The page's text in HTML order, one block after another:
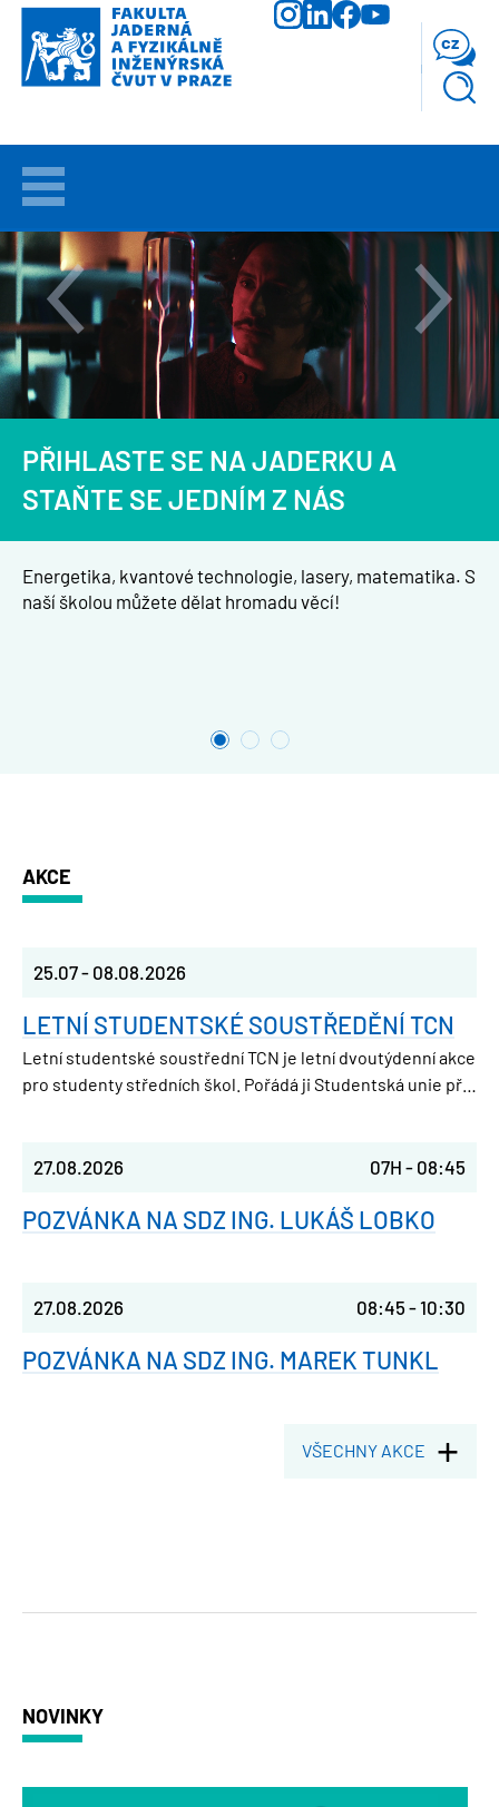
Přejít
hlavnímu
obsahu
VÍTEJTE
UCHAZEČI
STUDIUM
VĚDA
A
VÝZKUM
FAKULTA
cz
PŘIHLASTE SE NA JADERKU A
STAŇTE SE JEDNÍM Z NÁS
Energetika, kvantové technologie, lasery, matematika. S
naší školou můžete dělat hromadu věcí!
AKCE
25.07- 08.08.2026
LETNÍ STUDENTSKÉ SOUSTŘEDĚNÍ TCN
Letní studentské soustřední TCN je letní dvoutýdenní akce
pro studenty středních škol. Pořádá ji Studentská unie při
27.08.2026 07H - 08:45
POZVÁNKA NA SDZ ING. LUKÁŠ LOBKO
27.08.2026 08:45 -10:30
POZVÁNKA NA SDZ ING. MAREK TUNKL
VŠECHNY AKCE
NOVINKY